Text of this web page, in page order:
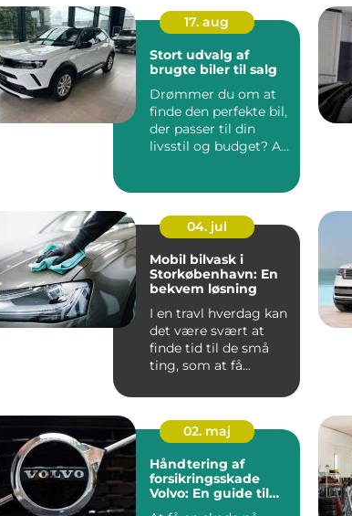
17. aug
Stort udvalg af
brugte biler til salg
Drømmer du om at
finde den perfekte bil,
der passer til din
livsstil og budget? At
04. jul
Mobil bilvask i
Storkøbenhavn: En
bekvem løsning
I en travl hverdag kan
det være svært at
finde tid til de små
ting, som at få...
02. maj
Håndtering af
forsikringsskade
Volvo: En guide til